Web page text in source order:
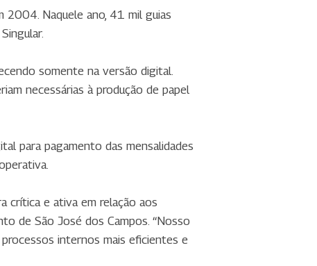
2004. Naquele ano, 41 mil guias
somente na versão digital.
necessárias à produção de papel
para pagamento das mensalidades
crítica e ativa em relação aos
de São José dos Campos. “Nosso
internos mais eficientes e